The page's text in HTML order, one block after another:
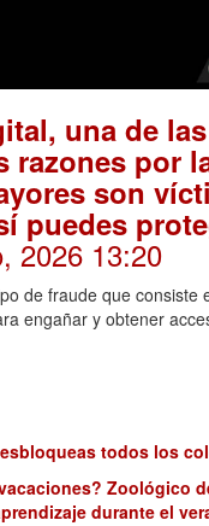
una de las
razones por
son
puedes
2026 13:20
de fraude que consiste
engañar y obtener
todos los
Zoológico
durante el